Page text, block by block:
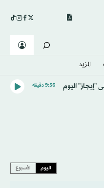
المزيد
"إيجاز" اليوم 9:56 دقيقه
اليوم الأسبوع